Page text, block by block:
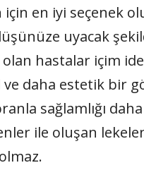
en iyi seçenek
uyacak
olan hastalar içim
daha estetik bir
sağlamlığı
ile oluşan